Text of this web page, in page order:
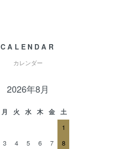
CALENDAR
カレンダー
2026年8月
月 火 水 木 金
土
1
3 4 5 6 7
8